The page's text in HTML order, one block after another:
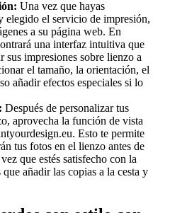
Una vez que hayas
elegido el servicio de impresión,
a su página web. En
una interfaz intuitiva que
sus impresiones sobre lienzo a
el tamaño, la orientación, el
añadir efectos especiales si lo
Después de personalizar tus
aprovecha la función de vista
Esto te permite
tus fotos en el lienzo antes de
que estés satisfecho con la
añadir las copias a la cesta y